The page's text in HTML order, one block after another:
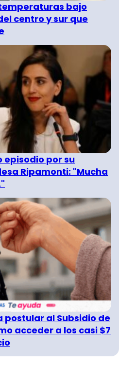
bajo
centro y sur que
episodio por su
Ripamonti: "Mucha
postular al Subsidio de
acceder a los casi $7